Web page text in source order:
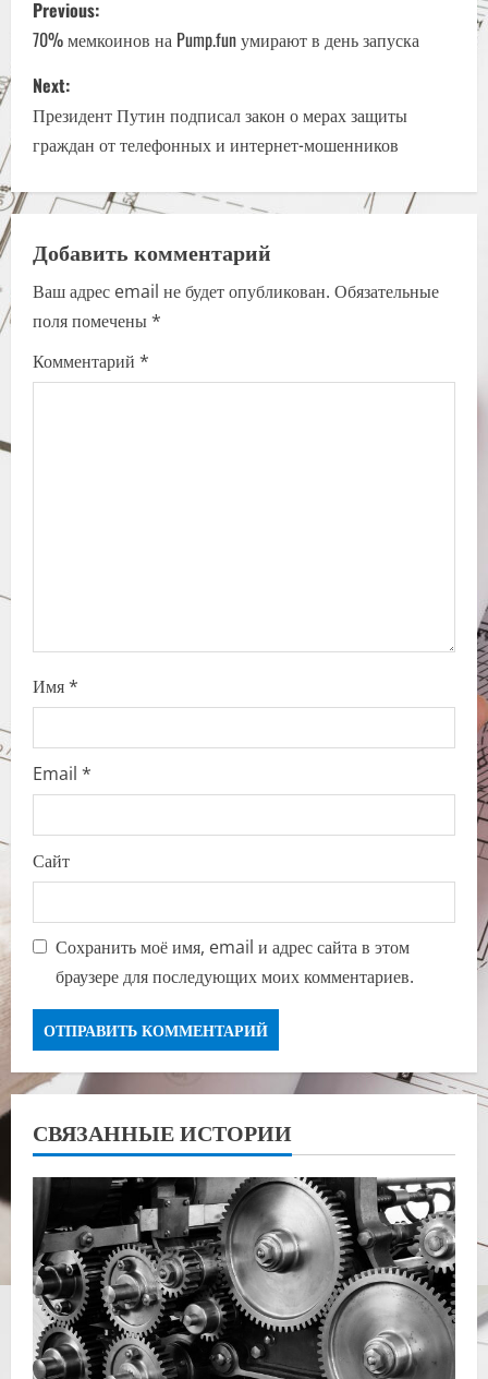
o
s
t
n
v
i
g
Previous:
70% мемкоинов на Pump.fun умирают в день запуска
Next:
Президент Путин подписал закон о мерах защиты
граждан от телефонных и интернет-мошенников
Добавить комментарий
Ваш адрес email не будет опубликован. Обязательные
поля помечены*
Комментарий *
Имя*
Email *
Сайт
Сохранить моё имя, email и адрес сайта в этом
браузере для последующих моих комментариев.
СВЯЗАННЫЕ ИСТОРИИ